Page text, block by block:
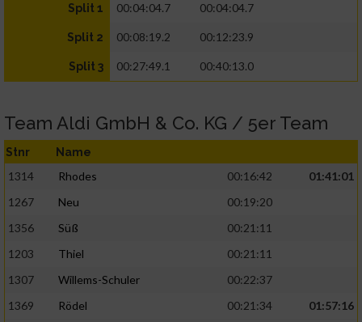
Split 1 00:04:04.7 00:04:04.7
Split 2 00:08:19.2 00:12:23.9
Split 3 00:27:49.1 00:40:13.0
Team Aldi GmbH & Co. KG / 5er Team
Stnr Name
1314 Rhodes 00:16:42
01:41:01
1267
Neu
00:19:20
1356
Süß
00:21:11
1203
Thiel
00:21:11
1307
Willems-Schuler
00:22:37
1369
Rödel 00:21:34
01:57:16